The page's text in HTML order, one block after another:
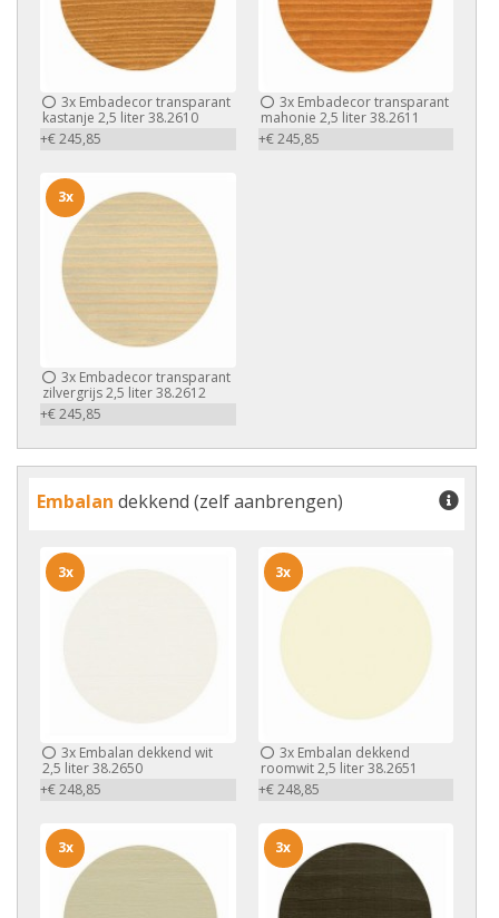
3x Embadecor transparant
kastanje 2,5 liter 38.2610
+€ 245,85
3xEmbadecor transparant
mahonie 2,5 liter 38.2611
+€ 245,85
3x Embadecor transparant
zilvergrijs 2,5 liter 38.2612
+€ 245,85
3x
Embalan dekkend (zelf aanbrengen)
3x Embalan dekkend wit
2,5 liter 38.2650
+€ 248,85
3x
3xEmbalan dekkend
roomwit 2,5 liter 38.2651
+€ 248,85
3x
3x 3x